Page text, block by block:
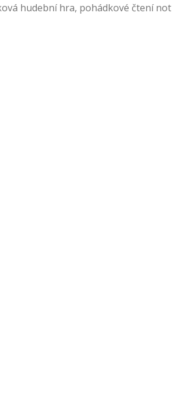
hudební hra, pohádkové čtení not